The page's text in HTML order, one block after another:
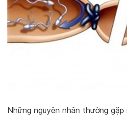
Những nguyên nhân thường